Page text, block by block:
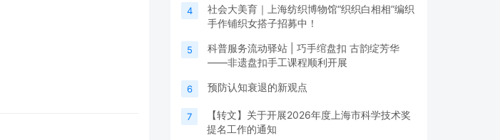
4
社会大美育｜上海纺织博物馆“织织白相相”编织
手作铺织女搭子招募中！
5
科普服务流动驿站 | 巧手绾盘扣 古韵绽芳华
——非遗盘扣手工课程顺利开展
6 预防认知衰退的新观点
7
【转文】关于开展2026年度上海市科学技术奖
提名工作的通知